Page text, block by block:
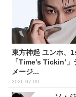
東方神起 ユンホ、
「Time’s Tickin’
メージ...
2026.07.09